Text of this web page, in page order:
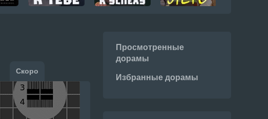
Скоро
Просмотренные
дорамы
Избранные дорамы